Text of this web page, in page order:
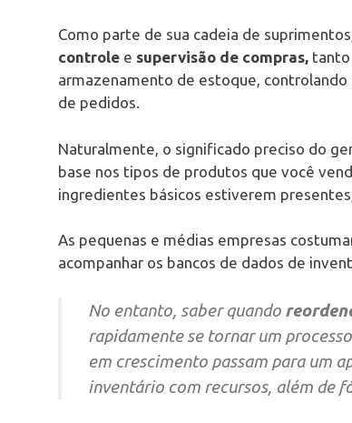
Como parte de sua cadeia de
controle e supervisão de compras, tanto
armazenamento de estoque,
de pedidos.
Naturalmente, o significado preciso do
base nos tipos de produtos que você
ingredientes básicos estiverem
As pequenas e médias empresas
acompanhar os bancos de dados de
No entanto, saber quando
rapidamente se tornar um
em crescimento passam para um
inventário com recursos, além de